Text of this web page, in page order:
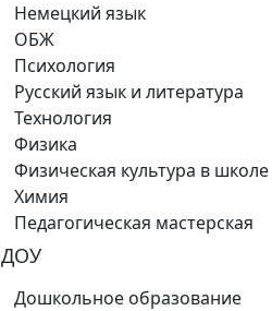
Немецкий язык
ОБЖ
Психология
Русский язык и литература
Технология
Физика
Физическая культура в школе
Химия
Педагогическая мастерская
ДОУ
Дошкольное образование